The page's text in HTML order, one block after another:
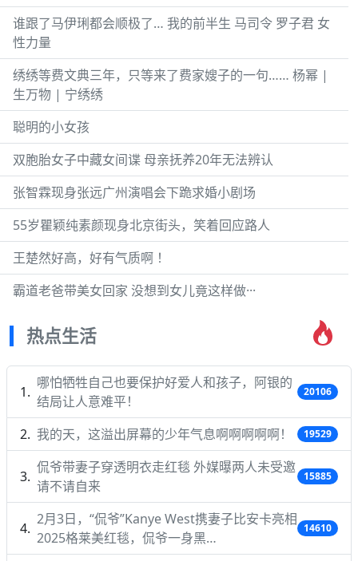
谁跟了马伊琍都会顺极了… 我的前半生 马司令 罗子君 女
性力量
绣绣等费文典三年，只等来了费家嫂子的一句…… 杨幂 |
生万物 | 宁绣绣
聪明的小女孩
双胞胎女子中藏女间谍 母亲抚养20年无法辨认
张智霖现身张远广州演唱会下跪求婚小剧场
55岁瞿颖纯素颜现身北京街头，笑着回应路人
王楚然好高，好有气质啊 ！
霸道老爸带美女回家 没想到女儿竟这样做···
热点生活
哪怕牺牲自己也要保护好爱人和孩子，阿银的
结局让人意难平！
20106
我的天，这溢出屏幕的少年气息啊啊啊啊啊！ 19529
侃爷带妻子穿透明衣走红毯 外媒曝两人未受邀
请不请自来
15885
2月3日，“侃爷”Kanye West携妻子比安卡亮相
2025格莱美红毯，侃爷一身黑…
14610